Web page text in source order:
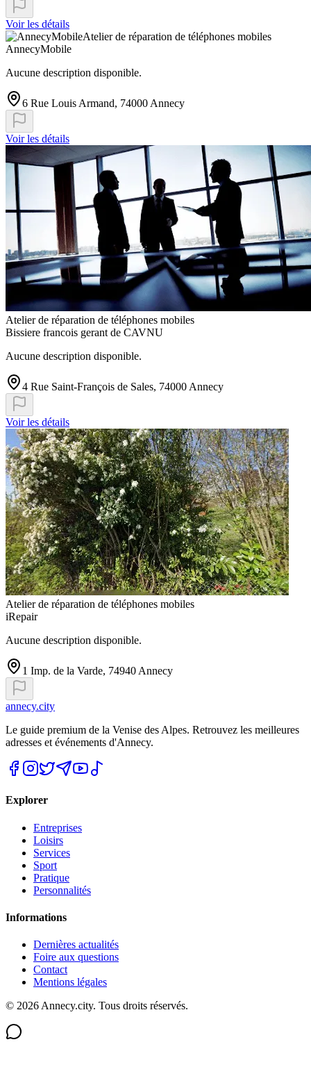
Voir les détails
Atelier de réparation de téléphones mobiles
AnnecyMobile
Aucune description disponible.
6 Rue Louis Armand, 74000 Annecy
Voir les détails
Atelier de réparation de téléphones mobiles
Bissiere francois gerant de CAVNU
Aucune description disponible.
4 Rue Saint-François de Sales, 74000 Annecy
Voir les détails
Atelier de réparation de téléphones mobiles
iRepair
Aucune description disponible.
1 Imp. de la Varde, 74940 Annecy
annecy.city
Le guide premium de la Venise des Alpes. Retrouvez les meilleures
adresses et événements d'Annecy.
Explorer
Entreprises
Loisirs
Services
Sport
Pratique
Personnalités
Informations
Dernières actualités
Foire aux questions
Contact
Mentions légales
© 2026 Annecy.city. Tous droits réservés.